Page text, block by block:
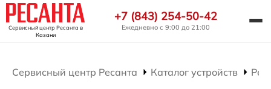
Сервисный центр Ресанта в
Казани
+7 (843) 254-50-42
Ежедневно с 9:00 до 21:00
Сервисный центр Ресанта Каталог устройств